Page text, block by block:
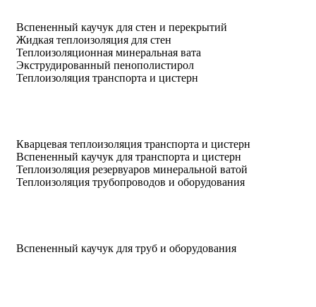
Вспененный каучук для стен и перекрытий
Жидкая теплоизоляция для стен
Теплоизоляционная минеральная вата
Экструдированный пенополистирол
Теплоизоляция транспорта и цистерн
Кварцевая теплоизоляция транспорта и цистерн
Вспененный каучук для транспорта и цистерн
Теплоизоляция резервуаров минеральной ватой
Теплоизоляция трубопроводов и оборудования
Вспененный каучук для труб и оборудования